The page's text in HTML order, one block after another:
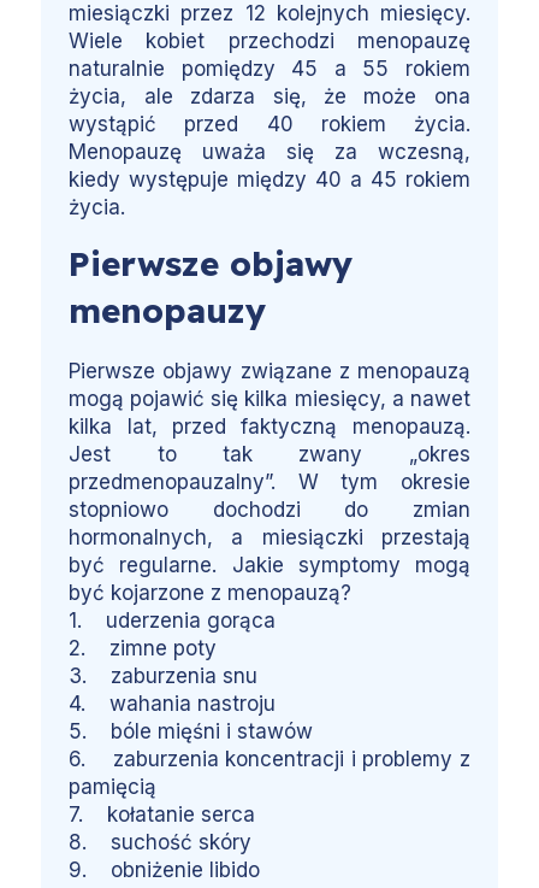
miesiączki przez 12 kolejnych miesięcy.
Wiele kobiet przechodzi menopauzę
naturalnie pomiędzy 45 a 55 rokiem
życia, ale zdarza się, że może ona
wystąpić przed 40 rokiem życia.
Menopauzę uważa się za wczesną,
kiedy występuje między 40 a 45 rokiem
życia.
Pierwsze objawy
menopauzy
Pierwsze objawy związane z menopauzą
mogą pojawić się kilka miesięcy, a nawet
kilka lat, przed faktyczną menopauzą.
Jest to tak zwany „okres
przedmenopauzalny”. W tym okresie
stopniowo dochodzi do zmian
hormonalnych, a miesiączki przestają
być regularne. Jakie symptomy mogą
być kojarzone z menopauzą?
1. uderzenia gorąca
2. zimne poty
3. zaburzenia snu
4. wahania nastroju
5. bóle mięśni i stawów
6. zaburzenia koncentracji i problemy z
pamięcią
7. kołatanie serca
8. suchość skóry
9. obniżenie libido